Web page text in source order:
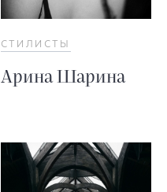
СТИЛИСТЫ
Арина Шарина